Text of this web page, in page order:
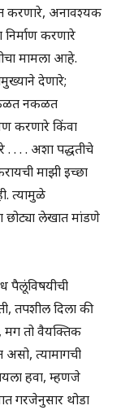
करणारे, अनावश्यक
निर्माण करणारे
मामला आहे.
देणारे;
कळत नकळत
करणारे किंवा
. . . अशा पद्धतीचे
माझी इच्छा
त्यामुळे
छोट्या लेखात मांडणे
पैलूंविषयीची
तपशील दिला की
मग तो वैयक्तिक
त्यामागची
हवा, म्हणजे
थोडा